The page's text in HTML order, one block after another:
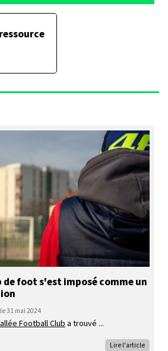
de foot s'est imposé comme un
31 mai 2024
Football Cluba trouvé
Lire l'article